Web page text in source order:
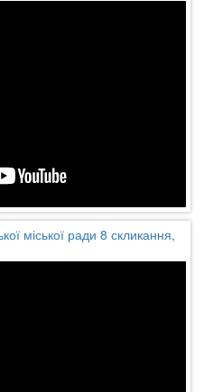
міської ради 8 скликання,